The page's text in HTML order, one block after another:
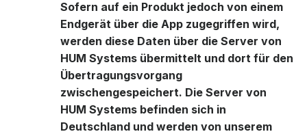
Sofern auf ein Produkt jedoch von einem
Endgerät über die App zugegriffen wird,
werden diese Daten über die Server von
HUM Systems übermittelt und dort für den
Übertragungsvorgang
zwischengespeichert. Die Server von
HUM Systems befinden sich in
Deutschland und werden von unserem